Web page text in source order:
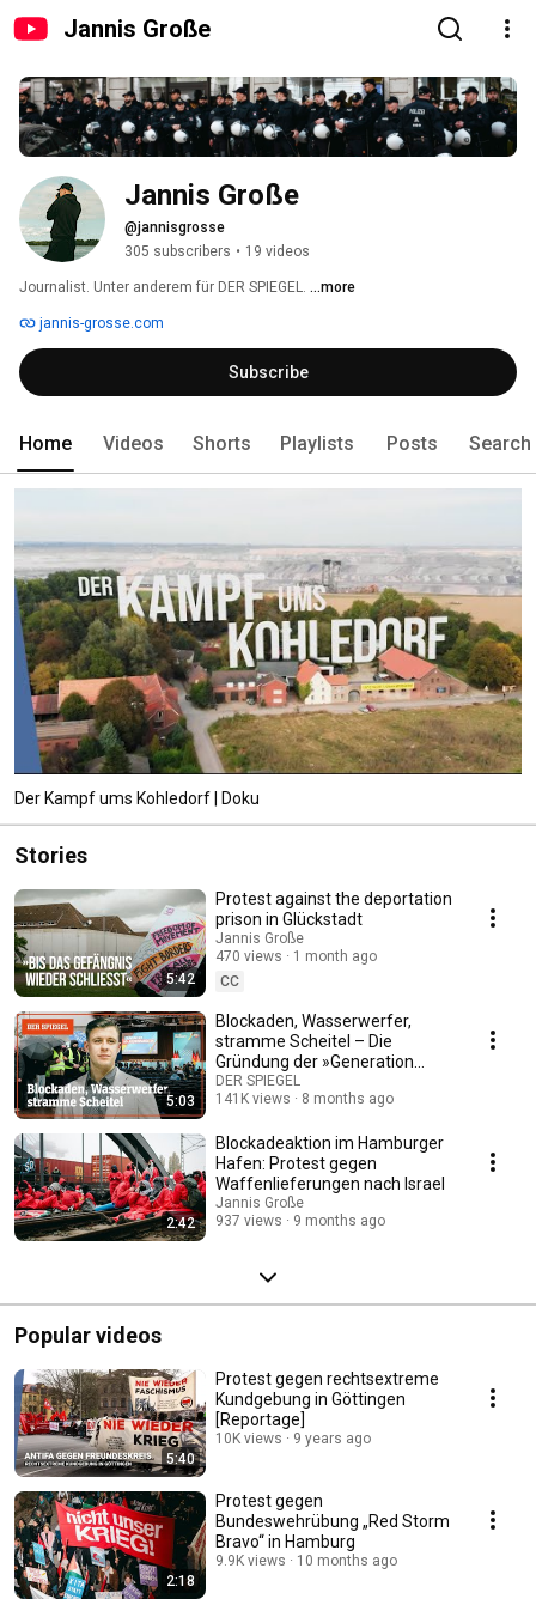
Jannis Große
Jannis Große
@jannisgrosse
305 subscribers • 19 videos
Journalist. Unter anderem für DER SPIEGEL. ...more
jannis-grosse.com
Subscribe
Home Videos Shorts Playlists Posts Search
Der Kampf ums Kohledorf | Doku
Stories
5:42
Protest against the deportation
prison in Glückstadt
Jannis Große
470 views
1 month ago
CC
5:03
Blockaden, Wasserwerfer,
stramme Scheitel – Die
Gründung der »Generation
Deutschland« | DER SPIEGEL
DER SPIEGEL
141K views
8 months ago
2:42
Blockadeaktion im Hamburger
Hafen: Protest gegen
Waffenlieferungen nach Israel
Jannis Große
937 views
9 months ago
Popular videos
5:40
Protest gegen rechtsextreme
Kundgebung in Göttingen
[Reportage]
10K views 9 years ago
2:18
Protest gegen
Bundeswehrübung „Red Storm
Bravo“ in Hamburg
9.9K views 10 months ago